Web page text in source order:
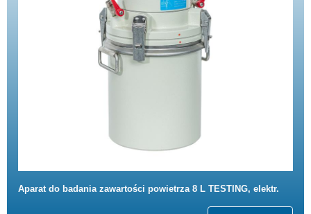
Aparat do badania zawartości powietrza 8 L TESTING, elektr.